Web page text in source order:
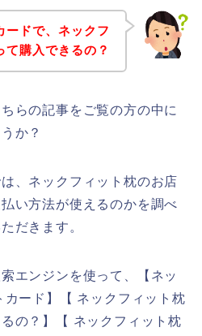
ードで、ネックフ
て購入できるの？
らの記事をご覧の方の中に
か？
、ネックフィット枕のお店
い方法が使えるのかを調べ
だきます。
エンジンを使って、【ネッ
カード】【 ネックフィット枕
の？】【 ネックフィット枕